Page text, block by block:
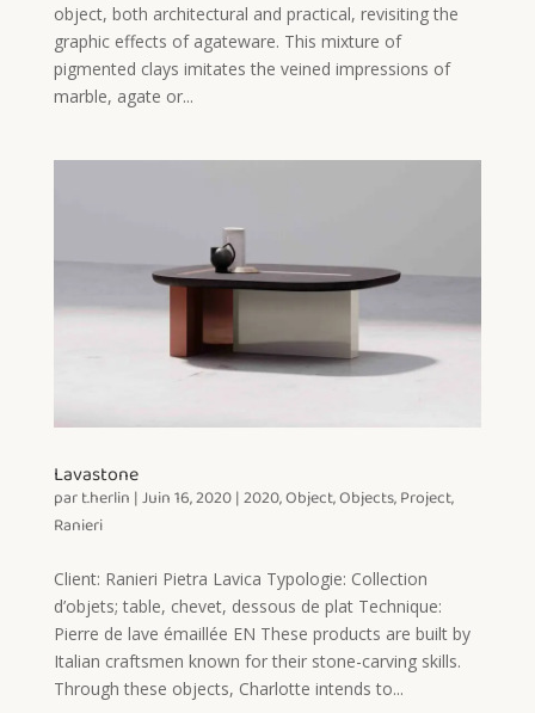
object, both architectural and practical, revisiting the
graphic effects of agateware. This mixture of
pigmented clays imitates the veined impressions of
marble, agate or...
Lavastone
part.herlin |Juin 16, 2020|2020,Object,Objects,Project,
Ranieri
Client: Ranieri Pietra Lavica Typologie: Collection
d’objets; table, chevet, dessous de plat Technique:
Pierre de lave émaillée EN These products are built by
Italian craftsmen known for their stone-carving skills.
Through these objects, Charlotte intends to...